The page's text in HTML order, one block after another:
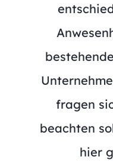
fragen
beachten
hier